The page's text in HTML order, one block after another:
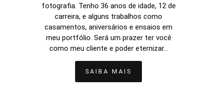
fotografia. Tenho 36 anos de idade, 12 de
carreira, e alguns trabalhos como
casamentos, aniversários e ensaios em
meu portfólio. Será um prazer ter você
como meu cliente e poder eternizar...
SAIBA MAIS